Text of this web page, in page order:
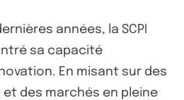
années, la SCPI
sa capacité
En misant sur des
des marchés en pleine